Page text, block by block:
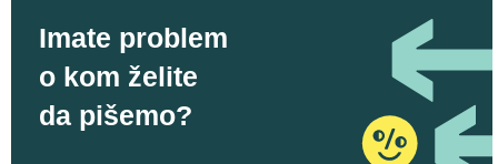
Imate problem
o kom želite
da pišemo?